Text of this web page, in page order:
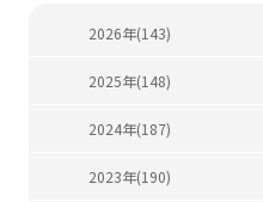
2026年(143)
2025年(148)
2024年(187)
2023年(190)